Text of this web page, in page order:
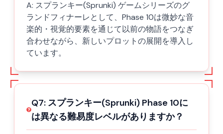
A: スプランキー(Sprunki) ゲームシリーズのグ
ランドフィナーレとして、Phase 10は微妙な音
楽的・視覚的要素を通じて以前の物語をつなぎ
合わせながら、新しいプロットの展開を導入し
ています。
Q7: スプランキー(Sprunki) Phase 10に
は異なる難易度レベルがありますか？